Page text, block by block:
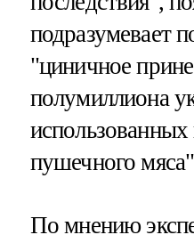
подразумевает
"циничное
полумиллиона
использованных
пушечного
По мнению